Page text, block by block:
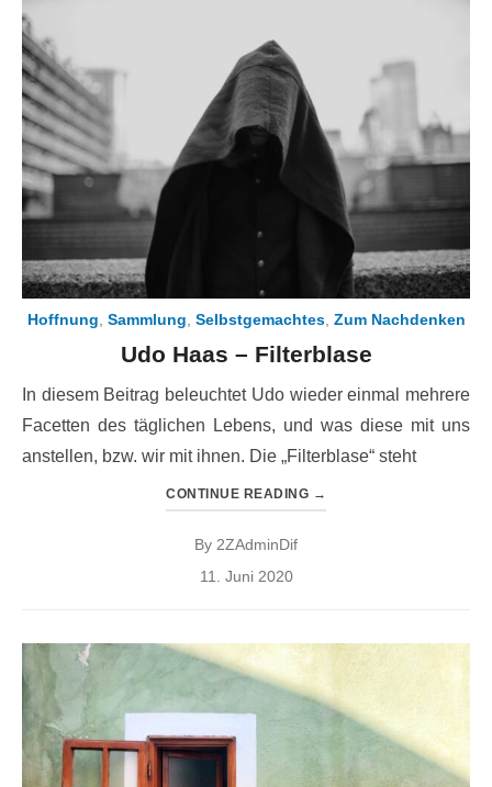
Hoffnung, Sammlung, Selbstgemachtes, Zum Nachdenken
Udo Haas – Filterblase
In diesem Beitrag beleuchtet Udo wieder einmal mehrere
Facetten des täglichen Lebens, und was diese mit uns
anstellen, bzw. wir mit ihnen. Die „Filterblase“ steht
CONTINUE READING →
By 2ZAdminDif
Posted
11. Juni 2020